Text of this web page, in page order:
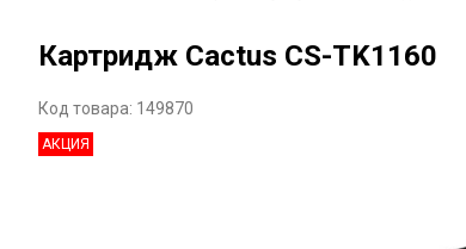
Картридж Cactus CS-TK1160
Код товара: 149870
АКЦИЯ